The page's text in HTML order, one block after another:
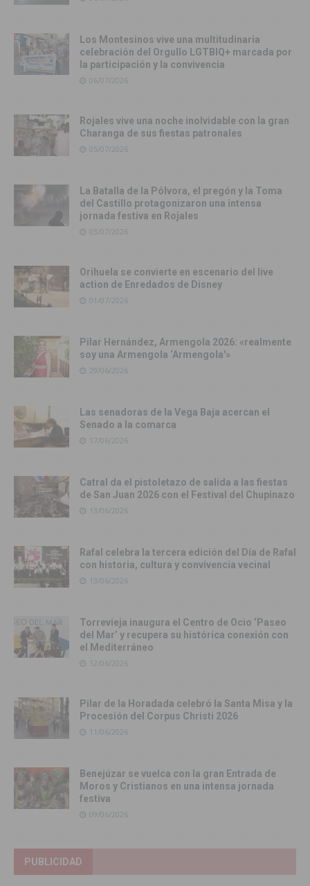
Los Montesinos vive una multitudinaria
celebración del Orgullo LGTBIQ+ marcada por
la participación y la convivencia
06/07/2026
Rojales vive una noche inolvidable con la gran
Charanga de sus fiestas patronales
05/07/2026
La Batalla de la Pólvora, el pregón y la Toma
del Castillo protagonizaron una intensa
jornada festiva en Rojales
03/07/2026
Orihuela se convierte en escenario del live
action de Enredados de Disney
01/07/2026
Pilar Hernández, Armengola 2026: «realmente
soy una Armengola ‘Armengola'»
29/06/2026
Las senadoras de la Vega Baja acercan el
Senado a la comarca
17/06/2026
Catral da el pistoletazo de salida a las fiestas
de San Juan 2026 con el Festival del Chupinazo
13/06/2026
Rafal celebra la tercera edición del Día de Rafal
con historia, cultura y convivencia vecinal
13/06/2026
Torrevieja inaugura el Centro de Ocio ‘Paseo
del Mar’ y recupera su histórica conexión con
el Mediterráneo
12/06/2026
Pilar de la Horadada celebró la Santa Misa y la
Procesión del Corpus Christi 2026
11/06/2026
Benejúzar se vuelca con la gran Entrada de
Moros y Cristianos en una intensa jornada
festiva
09/06/2026
PUBLICIDAD